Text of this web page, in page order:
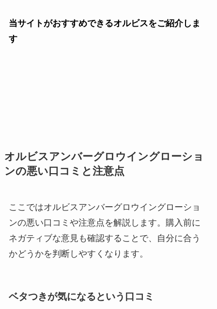
当サイトがおすすめできるオルビスをご紹介しま
す
オルビスアンバーグロウイングローショ
ンの悪い口コミと注意点
ここではオルビスアンバーグロウイングローショ
ンの悪い口コミや注意点を解説します。購入前に
ネガティブな意見も確認することで、自分に合う
かどうかを判断しやすくなります。
ベタつきが気になるという口コミ